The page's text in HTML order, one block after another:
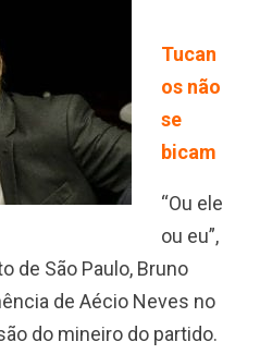
Tucan
os não
se
bicam
“Ou ele
ou eu”,
de São Paulo, Bruno
de Aécio Neves no
do mineiro do partido.